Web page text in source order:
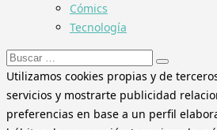
Cómics
Tecnología
Buscar:
Utilizamos cookies propias y de
servicios y mostrarte publicidad
preferencias en base a un perfil